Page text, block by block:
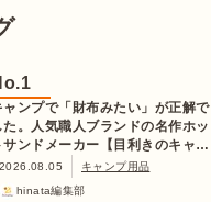
1
ャンプで「財布みたい」が正解で
た。人気職人ブランドの名作ホッ
サンドメーカー【目利きのキャン
ギア】
2026.08.05
キャンプ用品
hinata編集部